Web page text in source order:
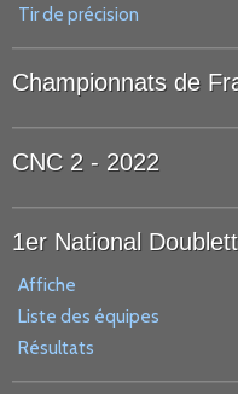
Tir de précision
Championnats de
CNC 2 - 2022
1er National
Affiche
Liste des équipes
Résultats